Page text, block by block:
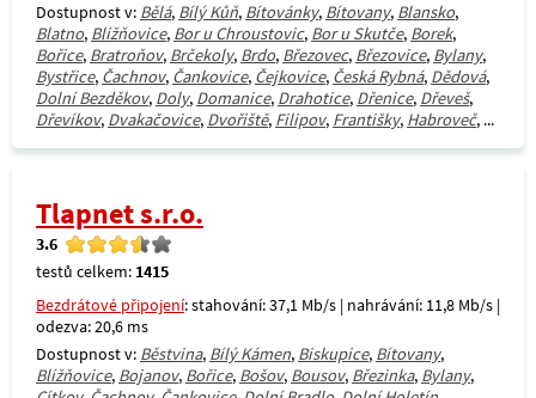
Dostupnost v: Bělá, Bílý Kůň, Bítovánky, Bítovany, Blansko,
Blatno, Blížňovice, Bor u Chroustovic, Bor u Skutče, Borek,
Bořice, Bratroňov, Brčekoly, Brdo, Březovec, Březovice, Bylany,
Bystřice, Čachnov, Čankovice, Čejkovice, Česká Rybná, Dědová,
Dolní Bezděkov, Doly, Domanice, Drahotice, Dřenice, Dřeveš,
Dřevíkov, Dvakačovice, Dvořiště, Filipov, Františky, Habroveč, ...
Tlapnet s.r.o.
3.6
testů celkem: 1415
Bezdrátové připojení: stahování: 37,1 Mb/s | nahrávání: 11,8 Mb/s |
odezva: 20,6 ms
Dostupnost v: Běstvina, Bílý Kámen, Biskupice, Bítovany,
Blížňovice, Bojanov, Bořice, Bošov, Bousov, Březinka, Bylany,